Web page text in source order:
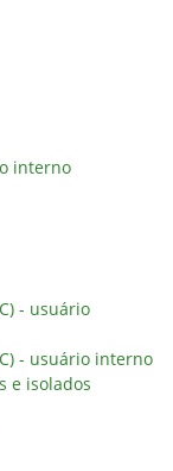
interno
- usuário
- usuário interno
e isolados